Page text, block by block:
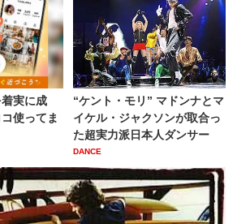
実に成
使ってま
“ケント・モリ” マドンナとマ
イケル・ジャクソンが取合っ
た超実力派日本人ダンサー
DANCE